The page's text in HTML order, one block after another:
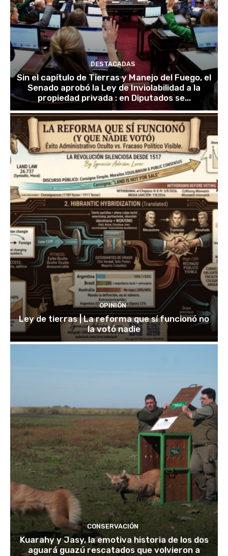
DESTACADAS
Sin el capítulo de Tierras y Manejo del Fuego, el
Senado aprobó la Ley de Inviolabilidad a la
propiedad privada : en Diputados se...
OPINIÓN
Ley de tierras | La reforma que sí funcionó no
la votó nadie
CONSERVACIÓN
Kuarahy y Jasy, la emotiva historia de los dos
aguará guazú rescatados que volvieron a